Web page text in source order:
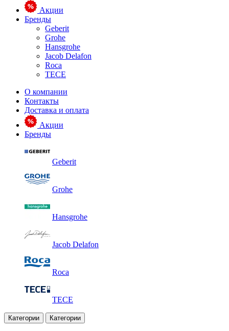
Акции
Бренды
Geberit
Grohe
Hansgrohe
Jacob Delafon
Roca
TECE
О компании
Контакты
Доставка и оплата
Акции
Бренды
Geberit
Grohe
Hansgrohe
Jacob Delafon
Roca
TECE
Категории Категории